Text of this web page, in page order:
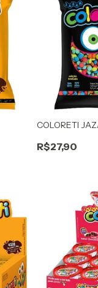
COLORETI
R$27,90